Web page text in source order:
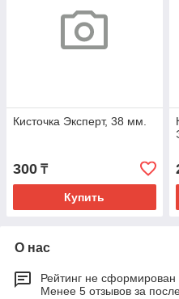
Кисточка Эксперт, 38 мм.
300 ₸
Купить
О нас
Рейтинг не сформирован
Менее 5 отзывов за